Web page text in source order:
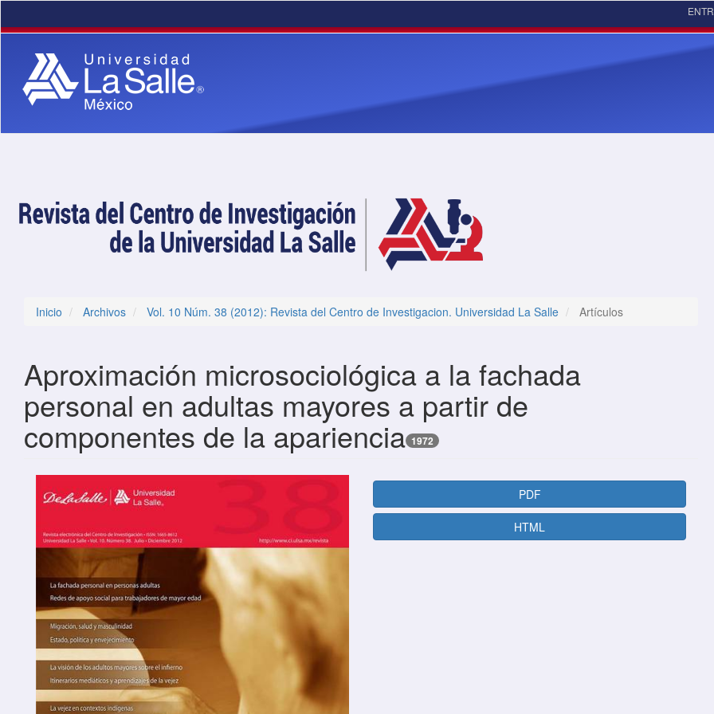
Contenido principal
Inicio Archivos Vol. 10 Núm. 38 (2012): Revista del Centro de Investigacion. Universidad La Salle Artículos
Aproximación microsociológica a la fachada
personal en adultas mayores a partir de
componentes de la apariencia 1972
Barra lateral del artículo PDF
HTML